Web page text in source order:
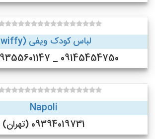
لباس کودک ویفی (wiffy)
09145454750 _ 09355601147 (تبریز)
Napoli
09394019731 (تهران)